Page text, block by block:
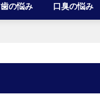
歯の悩み 口臭の悩み